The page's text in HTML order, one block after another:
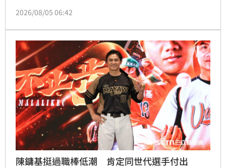
用「接力賽」解釋隊上每個人輪流卡彈的問題。
2026/08/05 06:42
陳鏞基挺過職棒低潮 肯定同世代選手付出